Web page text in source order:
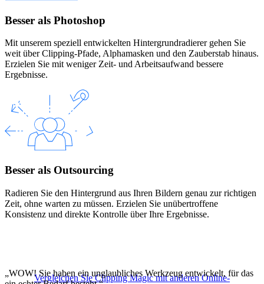
Besser als Photoshop
Mit unserem speziell entwickelten Hintergrundradierer gehen Sie
weit über Clipping-Pfade, Alphamasken und den Zauberstab hinaus.
Erzielen Sie mit weniger Zeit- und Arbeitsaufwand bessere
Ergebnisse.
Besser als Outsourcing
Radieren Sie den Hintergrund aus Ihren Bildern genau zur richtigen
Zeit, ohne warten zu müssen. Erzielen Sie unübertroffene
Konsistenz und direkte Kontrolle über Ihre Ergebnisse.
Vergleichen Sie Clipping Magic mit anderen Online-
„WOW! Sie haben ein unglaubliches Werkzeug entwickelt, für das